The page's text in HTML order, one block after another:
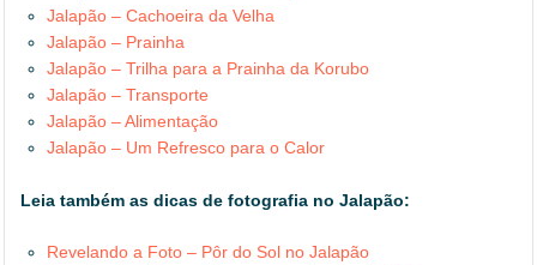
Jalapão – Cachoeira da Velha
Jalapão – Prainha
Jalapão – Trilha para a Prainha da Korubo
Jalapão – Transporte
Jalapão – Alimentação
Jalapão – Um Refresco para o Calor
Leia também as dicas de fotografia no Jalapão:
Revelando a Foto – Pôr do Sol no Jalapão